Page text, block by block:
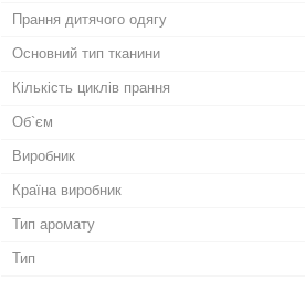
Прання дитячого одягу
Основний тип тканини
Кількість циклів прання
Об`єм
Виробник
Країна виробник
Тип аромату
Тип